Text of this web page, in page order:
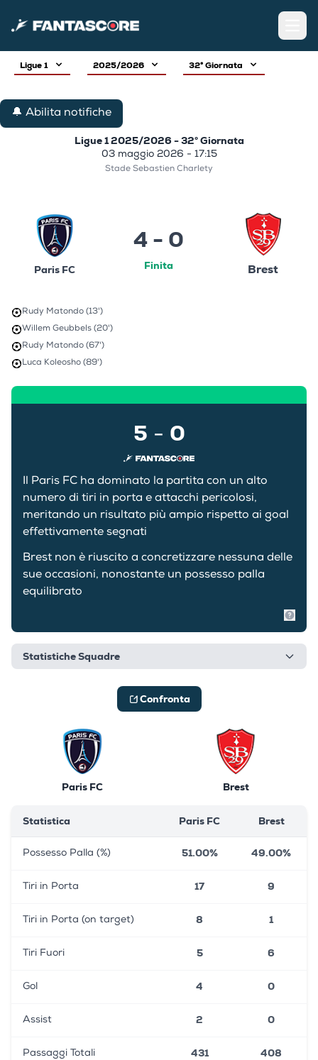
Ligue 1 2025/2026 32° Giornata
🔔 Abilita notifiche
Ligue 1 2025/2026 - 32° Giornata
03 maggio 2026 - 17:15
Stade Sebastien Charlety
Paris FC
4 - 0
Finita Brest
Rudy Matondo (13')
Willem Geubbels (20')
Rudy Matondo (67')
Luca Koleosho (89')
5 - 0
Il Paris FC ha dominato la partita con un alto
numero di tiri in porta e attacchi pericolosi,
meritando un risultato più ampio rispetto ai goal
effettivamente segnati
Brest non è riuscito a concretizzare nessuna delle
sue occasioni, nonostante un possesso palla
equilibrato
Statistiche Squadre
Confronta
Paris FC Brest
Statistica Paris FC Brest
Possesso Palla (%) 51.00% 49.00%
Tiri in Porta 17 9
Tiri in Porta (on target) 8 1
Tiri Fuori 5 6
Gol 4 0
Assist 2 0
Passaggi Totali 431 408